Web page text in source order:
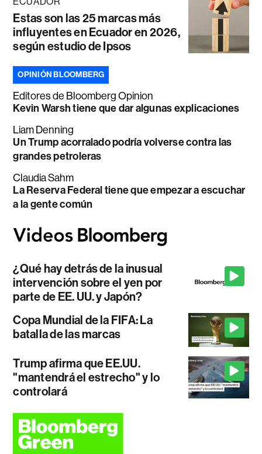
Estas son las 25 marcas más
influyentes en Ecuador en 2026,
según estudio de Ipsos
OPINIÓN BLOOMBERG
Editores de Bloomberg Opinion
Kevin Warsh tiene que dar algunas explicaciones
Liam Denning
Un Trump acorralado podría volverse contra las
grandes petroleras
Claudia Sahm
La Reserva Federal tiene que empezar a escuchar
a la gente común
¿Qué hay detrás de la inusual
intervención sobre el yen por
parte de EE. UU. y Japón?
Copa Mundial de la FIFA: La
batalla de las marcas
Trump afirma que EE.UU.
"mantendrá el estrecho" y lo
controlará